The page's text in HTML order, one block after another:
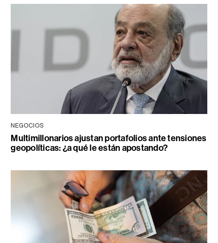
NEGOCIOS
Multimillonarios ajustan portafolios ante tensiones
geopolíticas: ¿a qué le están apostando?